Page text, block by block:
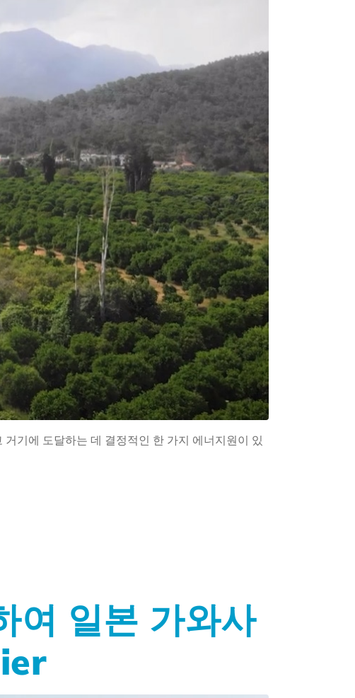
기에 도달하는 데 결정적인 한 가지 에너지원이 있
여 일본 가와사